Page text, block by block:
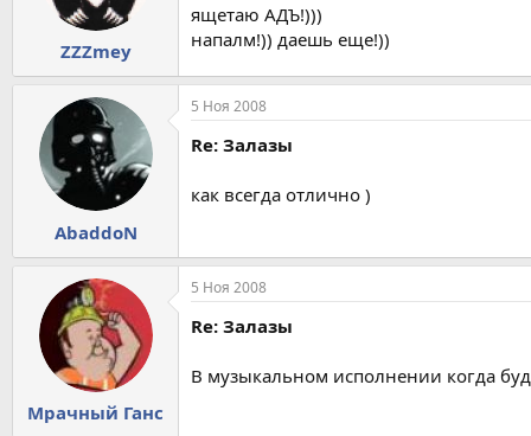
ZZZmey
ящетаю АДЪ!)))
напалм!)) даешь еще!))
AbaddoN
5 Ноя 2008
Re: Залазы
как всегда отлично )
Мрачный Ганс
5 Ноя 2008
Re: Залазы
В музыкальном исполнении когда